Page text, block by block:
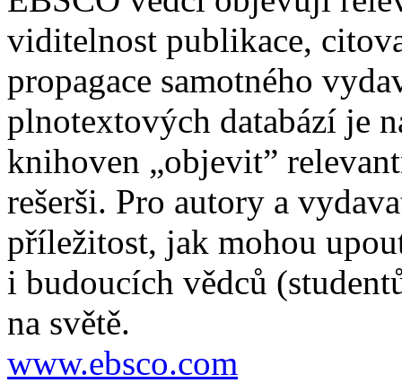
viditelnost publikace,
propagace samotného
plnotextových databází je
knihoven „objevit”
rešerši. Pro autory a
příležitost, jak mohou
i budoucích vědců
na světě.
www.ebsco.com